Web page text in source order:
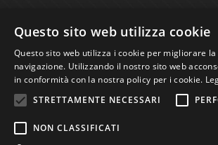
CONDIZIONI DI VENDITA
PRIVACY POLICY
COOKIE POLICY
Studio Bibliografico Scriptorium Dott.ssa
Questo sito web utilizza cookie
Questo sito web utilizza i cookie per migliorare
navigazione. Utilizzando il nostro sito web
in conformità con la nostra policy per i cookie.
STRETTAMENTE NECESSARI
NON CLASSIFICATI